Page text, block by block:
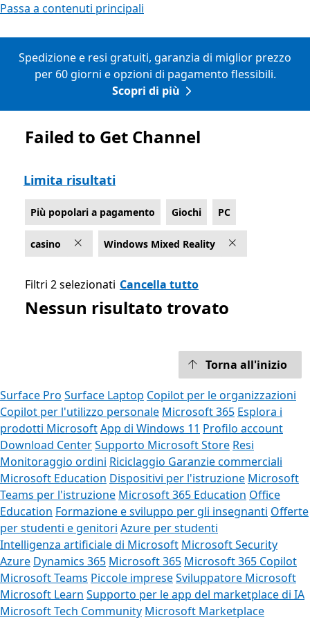
Passa a contenuti principali
Spedizione e resi gratuiti, garanzia di miglior prezzo
per 60 giorni e opzioni di pagamento flessibili.
Scopri di più
Elenco Microsoft.com
Failed to Get Channel
Limita risultati
Più popolari a pagamento Giochi PC
casino Windows Mixed Reality
Filtri 2 selezionati Cancella tutto
Nessun risultato trovato
Torna all'inizio
Surface Pro Surface Laptop Copilot per le organizzazioni
Copilot per l'utilizzo personale Microsoft 365 Esplora i
prodotti MicrosoftApp di Windows 11 Profilo account
Download CenterSupporto Microsoft Store Resi
Monitoraggio ordini Riciclaggio Garanzie commerciali
Microsoft Education Dispositivi per l'istruzione Microsoft
Teams per l'istruzione Microsoft 365 Education Office
Education Formazione e sviluppo per gli insegnanti Offerte
per studenti e genitori Azure per studenti
Intelligenza artificiale di Microsoft Microsoft Security
Azure Dynamics 365 Microsoft 365 Microsoft 365 Copilot
Microsoft Teams Piccole impreseSviluppatore Microsoft
Microsoft Learn Supporto per le app del marketplace di IA
Microsoft Tech Community Microsoft Marketplace